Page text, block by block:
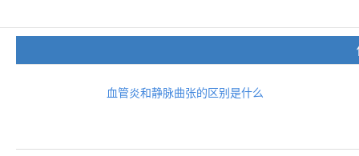
血管炎和静脉曲张的区别是什么